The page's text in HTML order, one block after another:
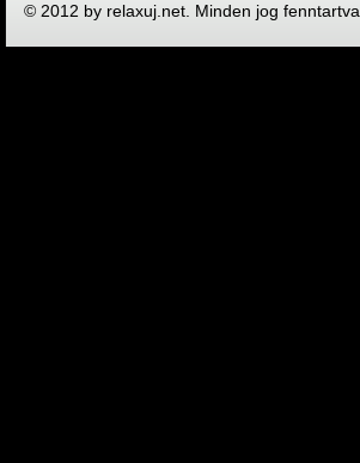
© 2012 by relaxuj.net. Minden jog fenntartva.